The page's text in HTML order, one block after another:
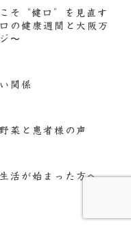
こそ“健口”を見直す
の健康週間と大阪万
〜
関係
菜と患者様の声
活が始まった方へ